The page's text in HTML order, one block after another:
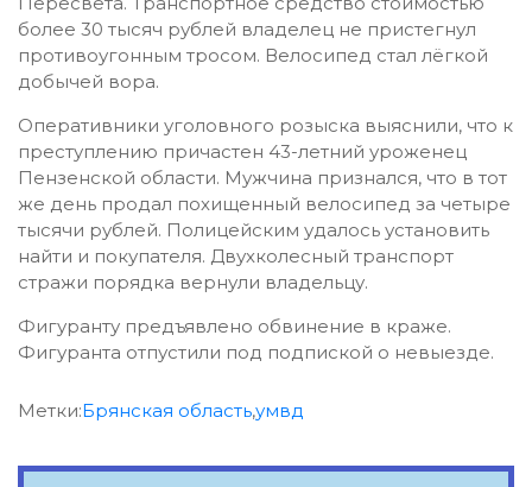
более 30 тысяч рублей владелец не пристегнул
противоугонным тросом. Велосипед стал лёгкой
добычей вора.
Оперативники уголовного розыска выяснили, что к
преступлению причастен 43-летний уроженец
Пензенской области. Мужчина признался, что в тот
же день продал похищенный велосипед за четыре
тысячи рублей. Полицейским удалось установить
найти и покупателя. Двухколесный транспорт
стражи порядка вернули владельцу.
Фигуранту предъявлено обвинение в краже.
Фигуранта отпустили под подпиской о невыезде.
Метки:Брянская область,умвд